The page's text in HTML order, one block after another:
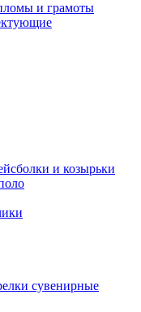
и грамоты
и козырьки
сувенирные